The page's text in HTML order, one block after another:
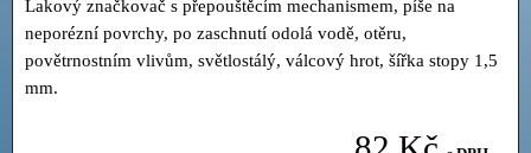
Lakový značkovač s přepouštěcím mechanismem, píše na
neporézní povrchy, po zaschnutí odolá vodě, otěru,
povětrnostním vlivům, světlostálý, válcový hrot, šířka stopy 1,5
mm.